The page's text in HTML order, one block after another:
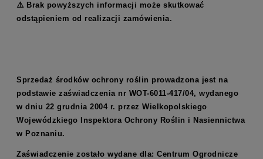
⚠️ Brak powyższych informacji może skutkować
odstąpieniem od realizacji zamówienia.
Sprzedaż środków ochrony roślin prowadzona jest na
podstawie zaświadczenia nr WOT-6011-417/04, wydanego
w dniu 22 grudnia 2004 r. przez Wielkopolskiego
Wojewódzkiego Inspektora Ochrony Roślin i Nasiennictwa
w Poznaniu.
Zaświadczenie zostało wydane dla: Centrum Ogrodnicze